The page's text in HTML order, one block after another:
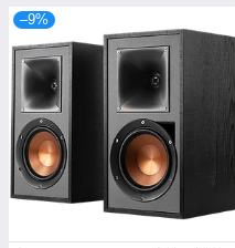
–9%